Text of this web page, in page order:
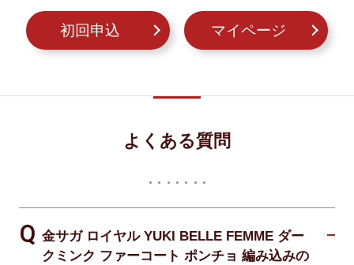
初回申込 マイページ
よくある質問
金サガ ロイヤル YUKI BELLE FEMME ダー
クミンク ファーコート ポンチョ 編み込みの